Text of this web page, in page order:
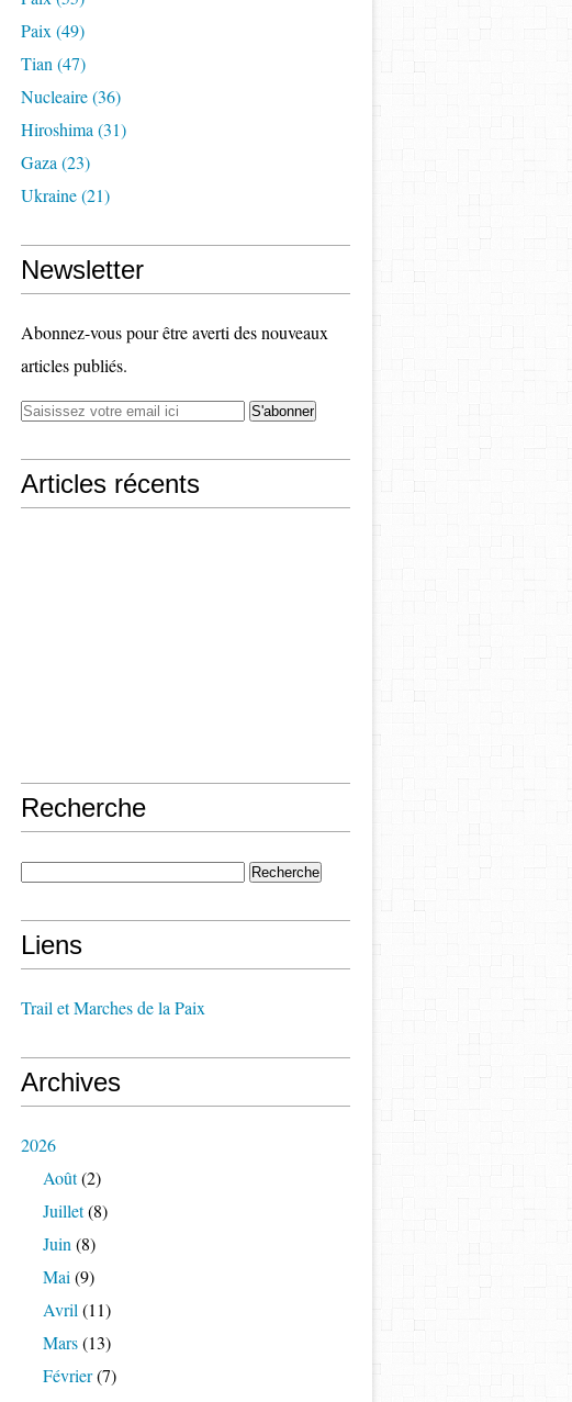
Paix (49)
Tian (47)
Nucleaire(36)
Hiroshima (31)
Gaza (23)
Ukraine(21)
Newsletter
Abonnez-vous pour être averti des nouveaux
articles publiés.
Articles récents
Recherche
Liens
Trail et Marches de la Paix
Archives
2026
Août(2)
Juillet(8)
Juin (8)
Mai (9)
Avril (11)
Mars(13)
Février(7)